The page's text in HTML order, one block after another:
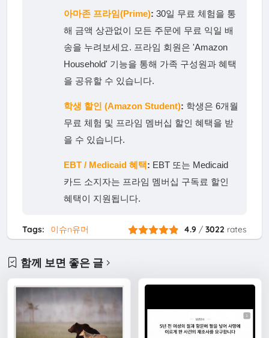
아마존 프라임(Prime): 30일 무료 체험을 통
해 금액 상관없이 모든 주문에 무료 익일 배
송을 누려보세요. 프라임 회원은 'Amazon
Household' 기능을 통해 가족 구성원과 혜택
을 공유할 수 있습니다.
학생 할인 (Amazon Student): 학생은 6개월
무료 체험 및 프라임 멤버십 할인 혜택을 받
을 수 있습니다.
EBT / Medicaid 혜택: EBT 또는 Medicaid
카드 소지자는 프라임 멤버십 구독료 할인
혜택이 지원됩니다.
Tags: 이슈n유머 4.9 /3022 rates
함께 보면 좋은 글